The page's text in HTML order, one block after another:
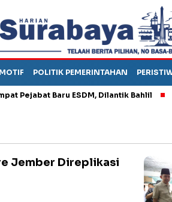
POLITIK PEMERINTAHAN
Baru ESDM, Dilantik Bahlil
Jember Direplikasi